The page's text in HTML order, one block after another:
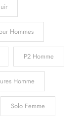
Hommes
P2 Homme
Homme
Solo Femme